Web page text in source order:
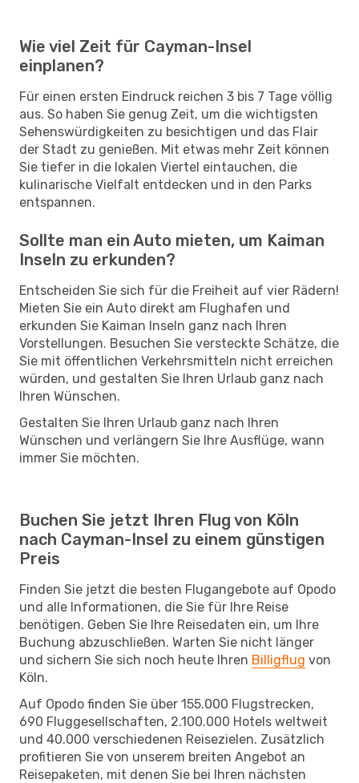
Wie viel Zeit für Cayman-Insel
einplanen?
Für einen ersten Eindruck reichen 3 bis 7 Tage völlig
aus. So haben Sie genug Zeit, um die wichtigsten
Sehenswürdigkeiten zu besichtigen und das Flair
der Stadt zu genießen. Mit etwas mehr Zeit können
Sie tiefer in die lokalen Viertel eintauchen, die
kulinarische Vielfalt entdecken und in den Parks
entspannen.
Sollte man ein Auto mieten, um Kaiman
Inseln zu erkunden?
Entscheiden Sie sich für die Freiheit auf vier Rädern!
Mieten Sie ein Auto direkt am Flughafen und
erkunden Sie Kaiman Inseln ganz nach Ihren
Vorstellungen. Besuchen Sie versteckte Schätze, die
Sie mit öffentlichen Verkehrsmitteln nicht erreichen
würden, und gestalten Sie Ihren Urlaub ganz nach
Ihren Wünschen.
Gestalten Sie Ihren Urlaub ganz nach Ihren
Wünschen und verlängern Sie Ihre Ausflüge, wann
immer Sie möchten.
Buchen Sie jetzt Ihren Flug von Köln
nach Cayman-Insel zu einem günstigen
Preis
Finden Sie jetzt die besten Flugangebote auf Opodo
und alle Informationen, die Sie für Ihre Reise
benötigen. Geben Sie Ihre Reisedaten ein, um Ihre
Buchung abzuschließen. Warten Sie nicht länger
und sichern Sie sich noch heute Ihren Billigflug von
Köln.
Auf Opodo finden Sie über 155.000 Flugstrecken,
690 Fluggesellschaften, 2.100.000 Hotels weltweit
und 40.000 verschiedenen Reisezielen. Zusätzlich
profitieren Sie von unserem breiten Angebot an
Reisepaketen, mit denen Sie bei Ihren nächsten